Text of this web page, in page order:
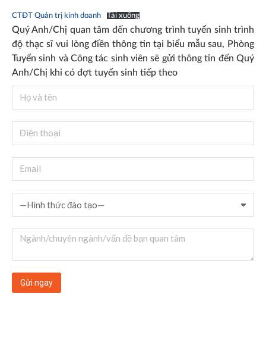
CTĐT Quản trị kinh doanh Tải xuống
Quý Anh/Chị quan tâm đến chương trình tuyển sinh trình
độ thạc sĩ vui lòng điền thông tin tại biểu mẫu sau, Phòng
Tuyển sinh và Công tác sinh viên sẽ gửi thông tin đến Quý
Anh/Chị khi có đợt tuyển sinh tiếp theo